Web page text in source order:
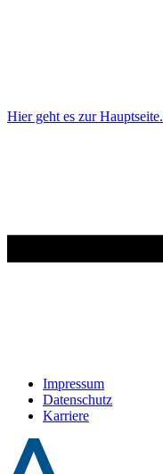
Hier geht es zur Hauptseite.
Impressum
Datenschutz
Karriere